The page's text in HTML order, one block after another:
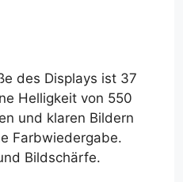
des Displays ist 37
Helligkeit von 550
und klaren Bildern
Farbwiedergabe.
Bildschärfe.